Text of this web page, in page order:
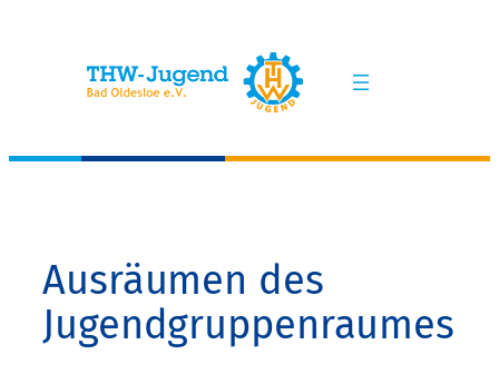
springen
Ausräumen des
Jugendgruppenraumes